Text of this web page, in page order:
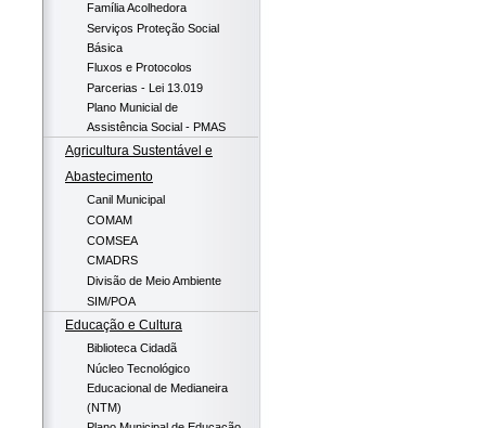
Família Acolhedora
Serviços Proteção Social
Básica
Fluxos e Protocolos
Parcerias - Lei 13.019
Plano Municial de
Assistência Social - PMAS
Agricultura Sustentável e
Abastecimento
Canil Municipal
COMAM
COMSEA
CMADRS
Divisão de Meio Ambiente
SIM/POA
Educação e Cultura
Biblioteca Cidadã
Núcleo Tecnológico
Educacional de Medianeira
(NTM)